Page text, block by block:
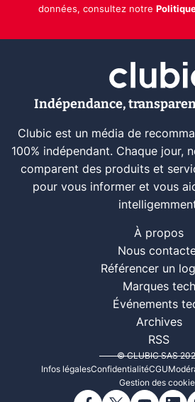
données, consultez notre
Indépendance,
Clubic est un média de
100% indépendant. Chaque jour,
comparent des produits et
pour vous informer et vous
À propos
Nous
Référencer un
Marques tech
Événements
Archives
RSS
© CLUBIC SAS
Infos légalesConfidentialitéCGU
Gestion des